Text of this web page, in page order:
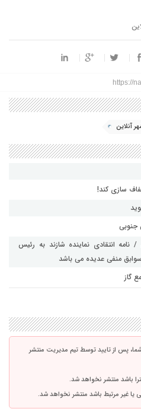
https://
آنلاین
سازی کند!
/ نامه انتقادی نماینده شازند به رئیس
منفی عدیده می باشد
گاز
پس از تایید توسط تیم مدیریت منتشر
باشد منتشر نخواهد شد.
یا غیر مرتبط باشد منتشر نخواهد شد.